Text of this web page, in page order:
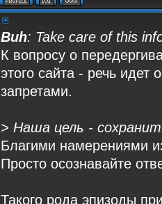
Buh: Take care of this
К вопросу о
этого сайта - речь
запретами.
> Наша цель -
Благими намерениями
Просто осознавайте
Такого рода эпизоды